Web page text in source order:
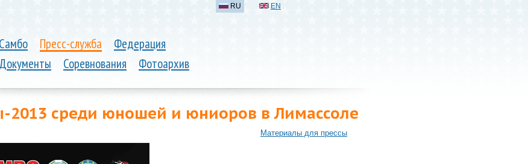
Самбо Пресс-служба
Федерация
Документы
Соревнования Фотоархив
RU EN
2013 среди юношей и юниоров в Лимассоле
Материалы для прессы